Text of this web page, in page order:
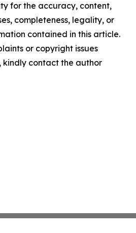
for the accuracy, content,
completeness, legality, or
contained in this article.
or copyright issues
contact the author